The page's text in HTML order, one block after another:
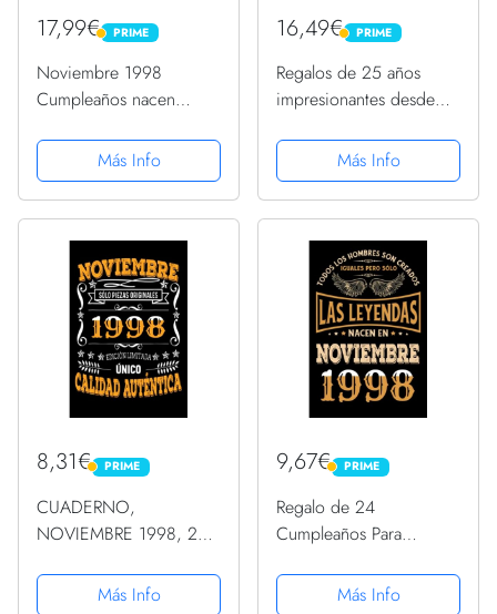
17,99€ PRIME
PRIME
Noviembre 1998
Cumpleaños nacen
Regalo Camiseta
Más Info
16,49€ PRIME
PRIME
Regalos de 25 años
impresionantes desde
cumpleaños número 25
Camiseta
Más Info
8,31€ PRIME
PRIME
CUADERNO,
NOVIEMBRE 1998, 24
Regalo de 24
Más Info
9,67€ PRIME
PRIME
Regalo de 24
Cumpleaños Para
Nacen en Noviembre
Más Info